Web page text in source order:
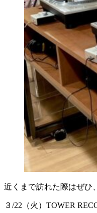
近くまで訪れた際はぜひ
３/22（火）TOWER